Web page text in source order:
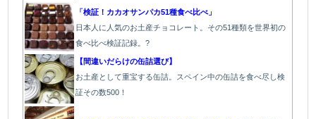
「検証！カカオサンパカ51種食べ比べ」
日本人に人気のお土産チョコレート。その51種類を世界初の
食べ比べ検証記録。?
【間違いだらけの缶詰選び】
お土産として重宝する缶詰。スペイン中の缶詰を食べ尽し検
証その数500！